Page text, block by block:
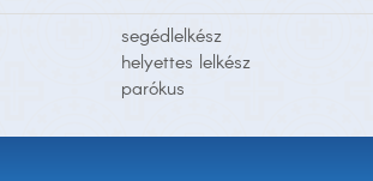
segédlelkész
helyettes lelkész
parókus